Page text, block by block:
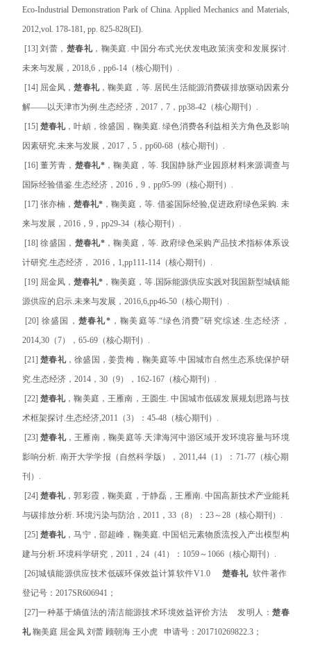
Eco-Industrial Demonstration Park of China. Applied Mechanics and Materials,
2012,vol. 178-181, pp. 825-828(EI).
[13] 刘蕾， 楚春礼，鞠美庭. 中国分布式光伏发电政策演变和发展探讨.
未来与发展，2018,6，pp6-14（核心期刊）.
[14] 屈金凤，楚春礼，鞠美庭，等. 居民生活能源消费碳排放驱动因素分
解——以天津市为例.生态经济，2017，7，pp38-42（核心期刊）.
[15] 楚春礼，叶頔，徐盛国，鞠美庭. 绿色消费各利益相关方角色及影响
因素研究.未来与发展，2017，5，pp60-68（核心期刊）.
[16] 董芳青， 楚春礼*，鞠美庭，等. 我国静脉产业园原材料来源调查与
国际经验借鉴.生态经济，2016，9，pp95-99（核心期刊）.
[17] 张亦楠， 楚春礼* ，鞠美庭，等. 借鉴国际经验,促进政府绿色采购. 未
来与发展，2016，9，pp29-34（核心期刊）.
[18] 徐盛国， 楚春礼*，鞠美庭，等. 政府绿色采购产品技术指标体系设
计研究.生态经济， 2016，1,pp111-114（核心期刊）.
[19] 屈金凤， 楚春礼* ，鞠美庭，等.国际能源供应实践对我国新型城镇能
源供应的启示.未来与发展，2016,6,pp46-50（核心期刊）.
[20] 徐盛国， 楚春礼*，鞠美庭等.“绿色消费”研究综述.生态经济，
2014,30（7），65-69（核心期刊）.
[21]楚春礼，徐盛国，姜贵梅，鞠美庭等.中国城市自然生态系统保护研
究.生态经济，2014，30（9），162-167（核心期刊）.
[22] 楚春礼，鞠美庭，王雁南，王圆生. 中国城市低碳发展规划思路与技
术框架探讨.生态经济,2011（3）：45-48（核心期刊）.
[23]楚春礼，王雁南，鞠美庭等.天津海河中游区域开发环境容量与环境
影响分析. 南开大学学报（自然科学版），2011,44（1）：71-77（核心期
刊）.
[24] 楚春礼，郭彩霞，鞠美庭，于静磊，王雁南. 中国高新技术产业能耗
与碳排放分析. 环境污染与防治，2011，33（8）：23～28（核心期刊）.
[25] 楚春礼，马宁，邵超峰，鞠美庭. 中国铝元素物质流投入产出模型构
建与分析.环境科学研究，2011，24（41）：1059～1066（核心期刊）.
[26]城镇能源供应技术低碳环保效益计算软件V1.0 楚春礼软件著作
登记号：2017SR606941；
[27]一种基于熵值法的清洁能源技术环境效益评价方法 发明人：楚春
礼鞠美庭 屈金凤 刘蕾 顾朝海 王小虎 申请号：201710269822.3；